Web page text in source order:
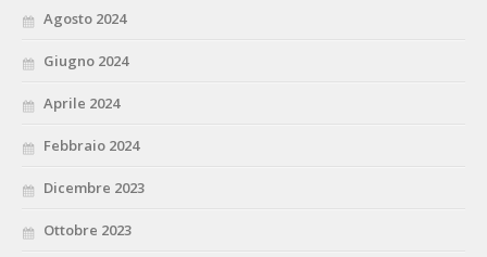
Agosto 2024
Giugno 2024
Aprile 2024
Febbraio 2024
Dicembre 2023
Ottobre 2023